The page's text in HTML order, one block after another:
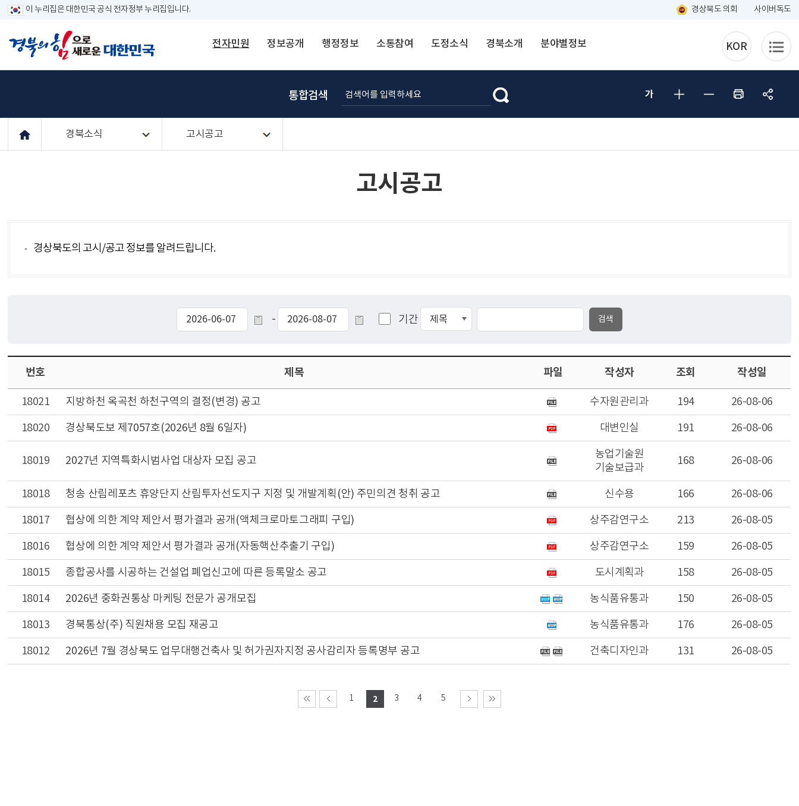
이 누리집은 대한민국 공식 전자정부 누리집입니다. 경상북도 의회 사이버독도
전자민원 정보공개 행정정보 소통참여 도정소식 경북소개 분야별정보 KOR
통합검색
경북소식 고시공고
고시공고
경상북도의 고시/공고 정보를 알려드립니다.
- 기간
번호 제목 파일 작성자 조회 작성일
18021 지방하천 옥곡천 하천구역의 결정(변경) 공고 수자원관리과 194 26-08-06
18020 경상북도보 제7057호(2026년 8월 6일자) 대변인실 191 26-08-06
18019 2027년 지역특화시범사업 대상자 모집 공고
농업기술원
기술보급과
168 26-08-06
18018 청송 산림레포츠 휴양단지 산림투자선도지구 지정 및 개발계획(안) 주민의견 청취 공고 신수용 166 26-08-06
18017 협상에 의한 계약 제안서 평가결과 공개(액체크로마토그래피 구입) 상주감연구소 213 26-08-05
18016 협상에 의한 계약 제안서 평가결과 공개(자동핵산추출기 구입) 상주감연구소 159 26-08-05
18015 종합공사를 시공하는 건설업 폐업신고에 따른 등록말소 공고 도시계획과 158 26-08-05
18014 2026년 중화권통상 마케팅 전문가 공개모집 농식품유통과 150 26-08-05
18013 경북통상(주) 직원채용 모집 재공고 농식품유통과 176 26-08-05
18012 2026년 7월 경상북도 업무대행건축사 및 허가권자지정 공사감리자 등록명부 공고 건축디자인과 131 26-08-05
1 2 3 4 5